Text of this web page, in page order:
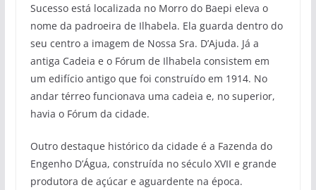
Sucesso está localizada no Morro do Baepi eleva o
nome da padroeira de Ilhabela. Ela guarda dentro do
seu centro a imagem de Nossa Sra. D’Ajuda. Já a
antiga Cadeia e o Fórum de Ilhabela consistem em
um edifício antigo que foi construído em 1914. No
andar térreo funcionava uma cadeia e, no superior,
havia o Fórum da cidade.
Outro destaque histórico da cidade é a Fazenda do
Engenho D’Água, construída no século XVII e grande
produtora de açúcar e aguardente na época.